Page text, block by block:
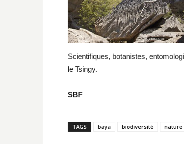
Scientifiques, botanistes,
le Tsingy.
SBF
TAGS baya biodiversité nature